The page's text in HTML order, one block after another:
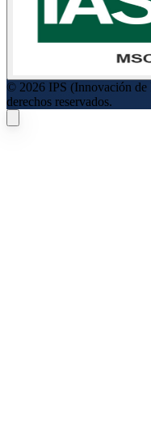
© 2026 IPS (Innovación de
derechos reservados.